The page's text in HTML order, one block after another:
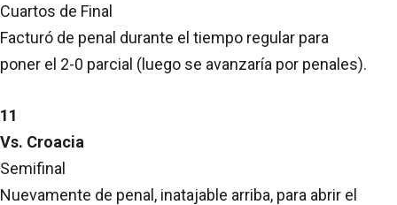
Cuartos de Final
Facturó de penal durante el tiempo regular para
poner el 2-0 parcial (luego se avanzaría por penales).
11
Vs. Croacia
Semifinal
Nuevamente de penal, inatajable arriba, para abrir el